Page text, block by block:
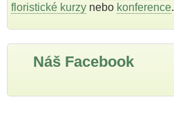
floristické kurzy nebo konference.
Náš Facebook